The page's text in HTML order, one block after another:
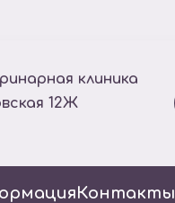
клиника
12Ж
Контакты